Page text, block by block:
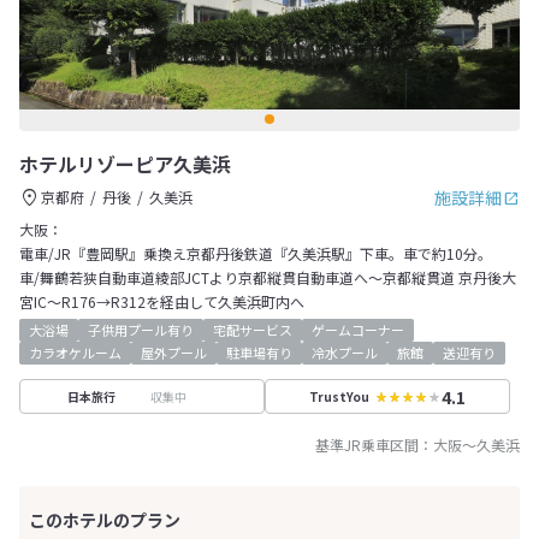
ホテルリゾーピア久美浜
施設詳細
京都府 丹後
久美浜
大阪：
電車/JR『豊岡駅』乗換え京都丹後鉄道『久美浜駅』下車。車で約10分。
車/舞鶴若狭自動車道綾部JCTより京都縦貫自動車道へ～京都縦貫道 京丹後大
宮IC～R176→R312を経由して久美浜町内へ
大浴場 子供用プール有り 宅配サービス
ゲームコーナー
カラオケルーム
屋外プール 駐車場有り 冷水プール 旅館 送迎有り
日本旅行 収集中 TrustYou 4.1
基準JR乗車区間： 大阪～久美浜